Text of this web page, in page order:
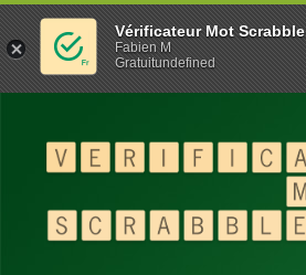
Vérificateur Mot Scrabble
Fabien M
Gratuitundefined